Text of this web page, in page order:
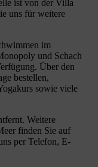
ist von der Villa
uns für weitere
im
und Schach
Über den
bestellen,
sowie viele
Weitere
finden Sie auf
per Telefon, E-